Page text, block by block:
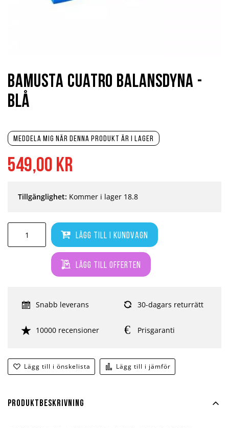
549,00 kr
Meddela mig när denna produkt är i lager
Lägg till i kundvagn
Lägg till offerten
Lägg till i önskelista Lägg till i jämför
Tillgänglighet: Kommer i lager 18.8
Snabb leverans 30-dagars returrätt
10000 recensioner Prisgaranti
Bamusta Cuatro Balansdyna -
Blå
början
av
bildgalleriet
Produktbeskrivning